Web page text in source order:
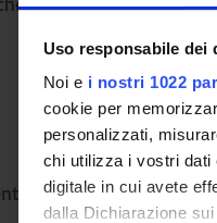
Uso responsabile dei
Noi e i nostri 1022
cookie per
personalizzati,
chi utilizza i vostri dati
digitale in cui avete
dalla Dichiarazione